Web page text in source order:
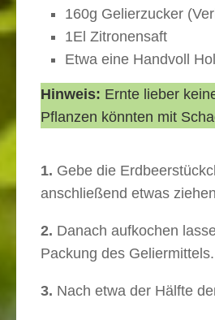
160g Gelierzucker
1El Zitronensaft
Etwa eine Handvoll
Hinweis: Ernte lieber
Pflanzen könnten mit
1. Gebe die
anschließend etwas
2. Danach aufkochen
Packung des Geliermittels.
3. Nach etwa der Hälfte